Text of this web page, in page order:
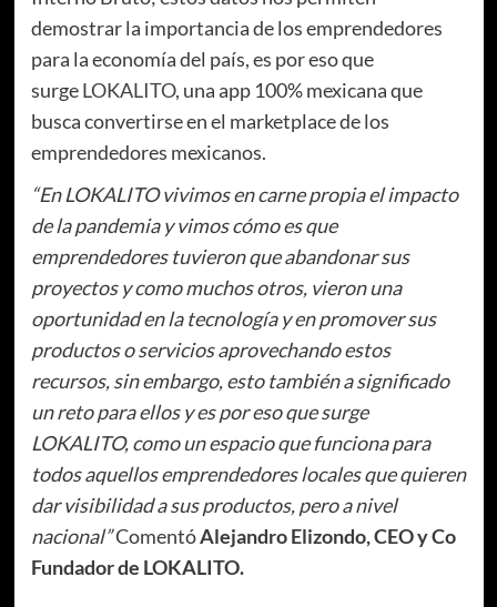
demostrar la importancia de los emprendedores
para la economía del país, es por eso que
surgeLOKALITO, una app 100% mexicana que
busca convertirse en el marketplace de los
emprendedores mexicanos.
“En LOKALITO vivimos en carne propia el impacto
de la pandemia y vimos cómo es que
emprendedores tuvieron que abandonar sus
proyectos y como muchos otros, vieron una
oportunidad en la tecnología y en promover sus
productos o servicios aprovechando estos
recursos, sin embargo, esto también a significado
un reto para ellos y es por eso que surge
LOKALITO, como un espacio que funciona para
todos aquellos emprendedores locales que quieren
dar visibilidad a sus productos, pero a nivel
nacional”ComentóAlejandro Elizondo, CEO y Co
Fundador de LOKALITO.